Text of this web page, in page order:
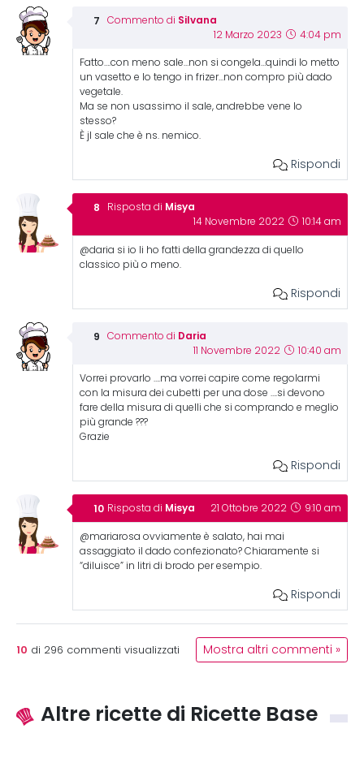
Commento di Silvana
12 Marzo 2023 4:04 pm
Fatto….con meno sale…non si congela…quindi lo metto
un vasetto e lo tengo in frizer…non compro più dado
vegetale.
Ma se non usassimo il sale, andrebbe vene lo
stesso?
È jl sale che è ns. nemico.
Rispondi
Risposta di Misya
14 Novembre 2022 10:14 am
@daria si io li ho fatti della grandezza di quello
classico più o meno.
Rispondi
Commento di Daria
11 Novembre 2022 10:40 am
Vorrei provarlo ….ma vorrei capire come regolarmi
con la misura dei cubetti per una dose ….si devono
fare della misura di quelli che si comprando e meglio
più grande ???
Grazie
Rispondi
Risposta di Misya 21 Ottobre 2022 9:10 am
@mariarosa ovviamente è salato, hai mai
assaggiato il dado confezionato? Chiaramente si
“diluisce” in litri di brodo per esempio.
Rispondi
10 di 296 commenti visualizzati Mostra altri commenti »
Altre ricette di Ricette Base